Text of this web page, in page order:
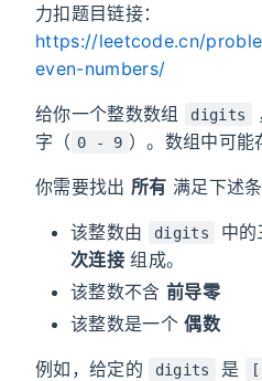
力扣题目链接：
https://leetcode.cn/
even-numbers/
给你一个整数数组 digits
字（ 0 - 9 ）。数组中可能
你需要找出 所有 满足下述
该整数由 digits 中
次连接组成。
该整数不含 前导零
该整数是一个偶数
例如，给定的 digits 是